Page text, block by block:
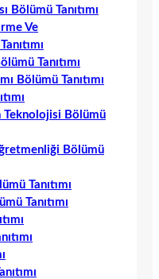
Bölümü Tanıtımı
Ve
Tanıtımı
Bölümü Tanıtımı
Bölümü
Bölümü
Tanıtımı
Tanıtımı